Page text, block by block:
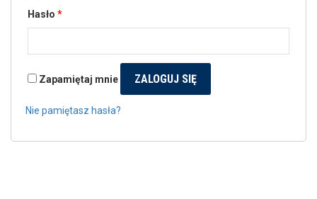
Hasło *
Zapamiętaj mnie ZALOGUJ SIĘ
Nie pamiętasz hasła?